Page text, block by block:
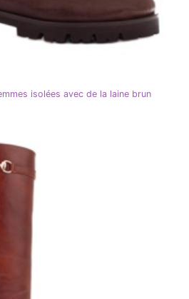
isolées avec de la laine brun